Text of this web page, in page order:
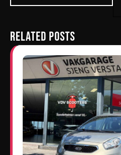
Related Posts